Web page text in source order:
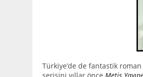
Türkiye’de de fantastik